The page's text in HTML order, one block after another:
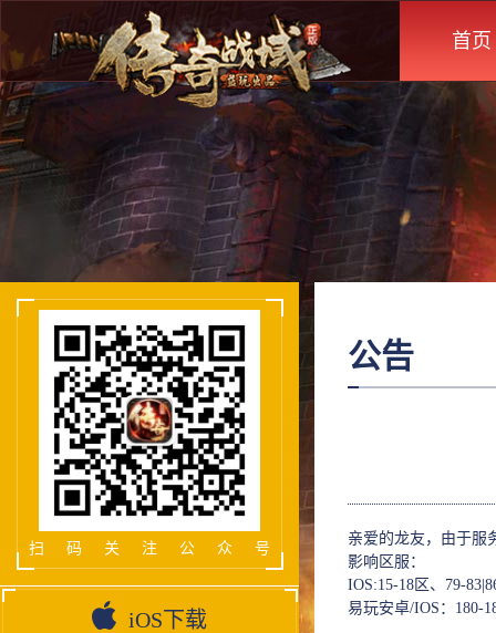
首页
扫码关注公众号
iOS下载
公告
亲爱的龙友，由于服
影响区服：
IOS:15-18区、79-
易玩安卓/IOS：180-